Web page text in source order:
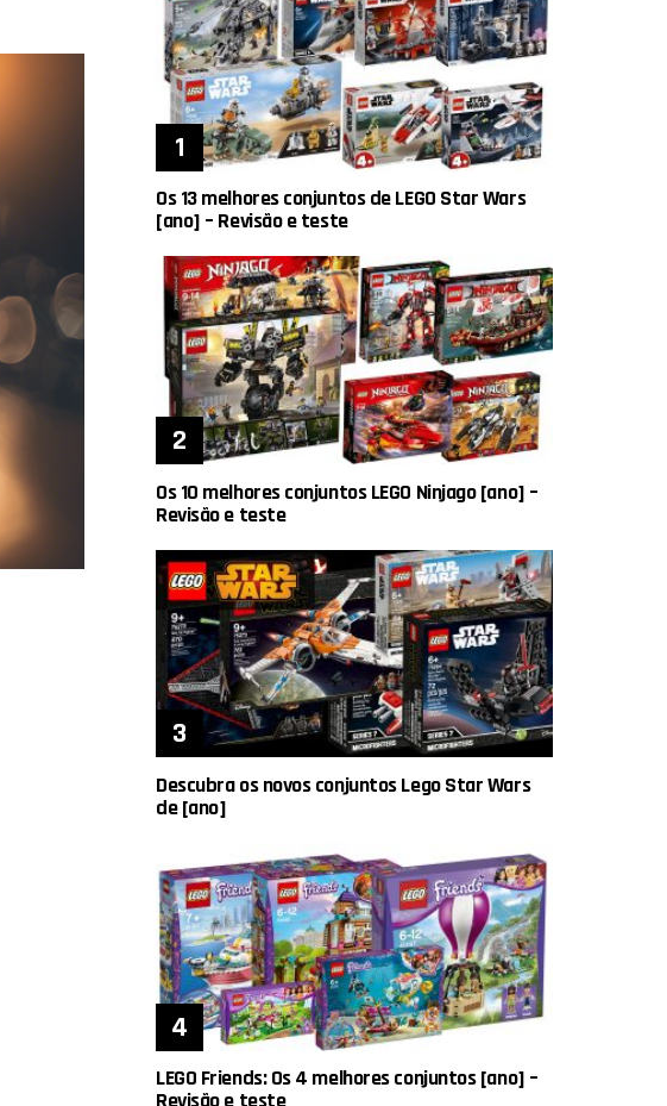
Os 13 melhores conjuntos de LEGO Star Wars
[ano] – Revisão e teste
Os 10 melhores conjuntos LEGO Ninjago [ano] –
Revisão e teste
Descubra os novos conjuntos Lego Star Wars
de [ano]
LEGO Friends: Os 4 melhores conjuntos [ano] –